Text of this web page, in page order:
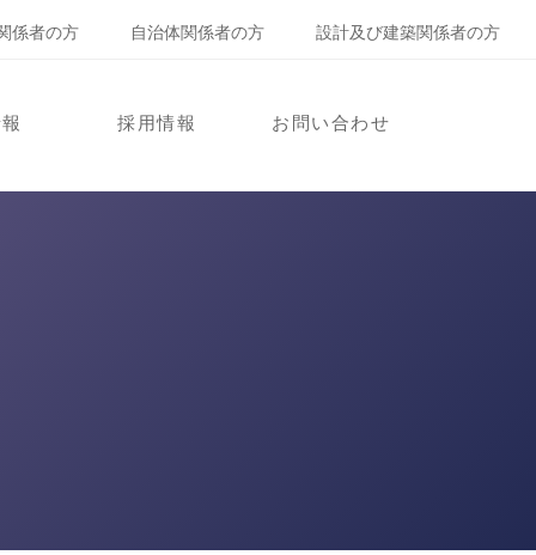
係者の方 自治体関係者の方 設計及び建築関係者の方
採用情報 お問い合わせ